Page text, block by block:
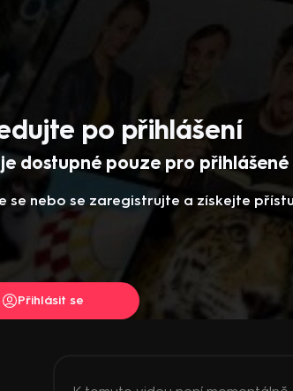
dostupné pouze pro
po přihlášení
se nebo se zaregistrujte a získejte
Přihlásit se